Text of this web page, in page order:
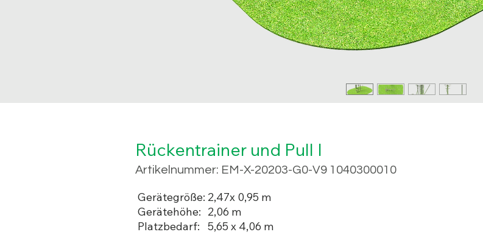
Rückentrainer und Pull I
Artikelnummer: EM-X-20203-G0-V9 1040300010
Gerätegröße: 2,47x 0,95 m
Gerätehöhe: 2,06 m
Platzbedarf:
5,65 x 4,06 m